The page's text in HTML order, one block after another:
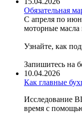
Обязательная
С апреля по
моторные масла
Узнайте, как
Запишитесь на
10.04.2026
Как главные
Исследование
время с